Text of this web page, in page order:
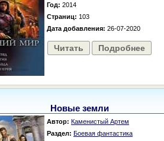
Год: 2014
Страниц: 103
Дата добавления: 26-07-2020
Читать Подробнее
Новые земли
Автор: Каменистый Артем
Раздел: Боевая фантастика